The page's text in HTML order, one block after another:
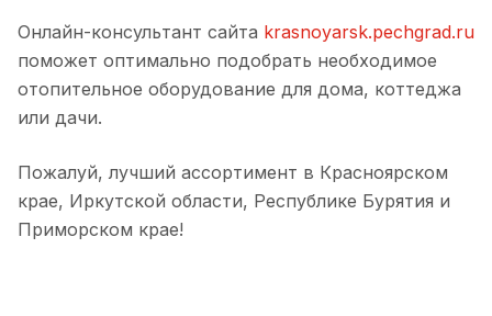
Онлайн-консультант сайта krasnoyarsk.pechgrad.ru
поможет оптимально подобрать необходимое
отопительное оборудование для дома, коттеджа
или дачи.
Пожалуй, лучший ассортимент в Красноярском
крае, Иркутской области, Республике Бурятия и
Приморском крае!